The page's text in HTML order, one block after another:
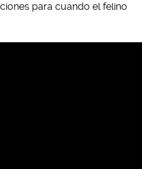
para cuando el felino